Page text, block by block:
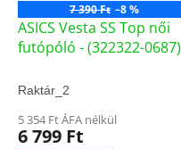
7 390 Ft –8 %
ASICS Vesta SS Top női
futópóló - (322322-0687)
Raktár_2
5 354 Ft ÁFA nélkül
6 799 Ft